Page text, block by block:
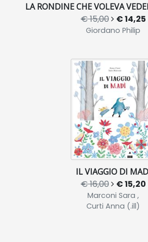
LA RONDINE CHE VOLEVA
€ 15,00 € 14,25
Giordano Philip
IL VIAGGIO DI
€ 16,00 € 15,20
Marconi Sara ,
Curti Anna (.ill)